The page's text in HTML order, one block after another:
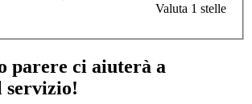
Valuta 1 stelle
parere ci aiuterà a